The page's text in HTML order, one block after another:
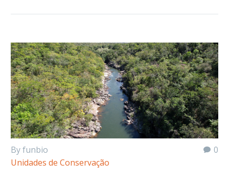
0
By funbio
Unidades de Conservação